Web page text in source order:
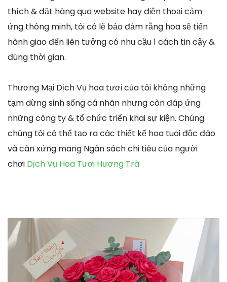
thích & đặt hàng qua website hay điện thoại cảm
ứng thông minh, tôi có lẽ bảo đảm rằng hoa sẽ tiến
hành giao đến liên tưởng có nhu cầu 1 cách tin cậy &
đúng thời gian.
Thương Mại Dịch Vụ hoa tươi của tôi không những
tạm dừng sinh sống cá nhân nhưng còn đáp ứng
những công ty & tổ chức triển khai sự kiện. Chúng
chúng tôi có thể tạo ra các thiết kế hoa tuoi độc đáo
và cân xứng mang Ngân sách chi tiêu của người
chơi Dịch Vụ Hoa Tươi Hương Trà